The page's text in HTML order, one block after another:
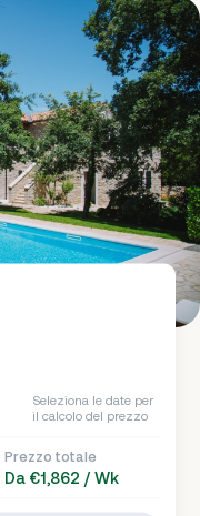
Seleziona le date per
il calcolo del prezzo
Prezzo totale
Da €1,862 / Wk